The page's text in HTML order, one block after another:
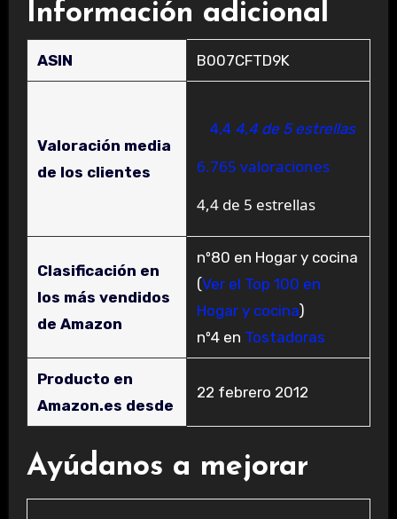
Información adicional
ASIN B007CFTD9K
Valoración media
de los clientes
4,4 4,4 de 5 estrellas
6.765 valoraciones
4,4 de 5 estrellas
Clasificación en
los más vendidos
de Amazon
nº80 en Hogar y cocina
(Ver el Top 100 en
Hogar y cocina)
nº4 en Tostadoras
Producto en
Amazon.es desde
22 febrero 2012
Ayúdanos a mejorar